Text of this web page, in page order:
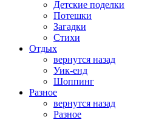
Детские поделки
Потешки
Загадки
Стихи
Отдых
вернутся назад
Уик-енд
Шоппинг
Разное
вернутся назад
Разное